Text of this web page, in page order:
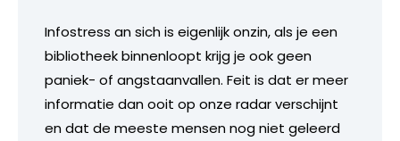
Infostress an sich is eigenlijk onzin, als je een
bibliotheek binnenloopt krijg je ook geen
paniek- of angstaanvallen. Feit is dat er meer
informatie dan ooit op onze radar verschijnt
en dat de meeste mensen nog niet geleerd